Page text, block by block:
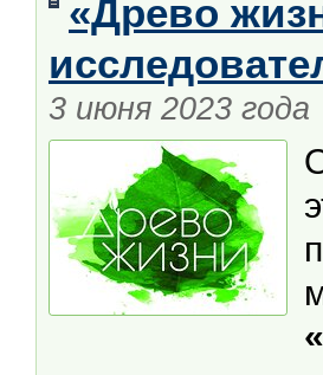
«Древо
3 июня 2023 года